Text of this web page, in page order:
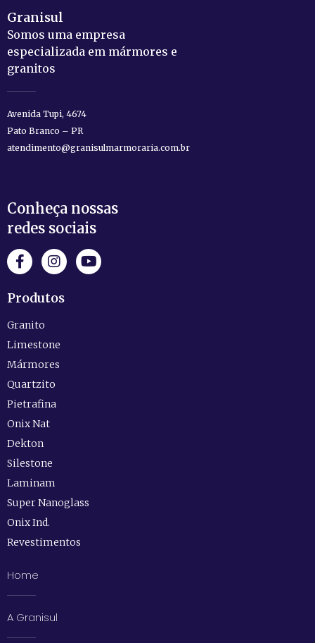
Granisul
Somos uma empresa
especializada em mármores e
granitos
Avenida Tupi, 4674
Pato Branco – PR
atendimento@granisulmarmoraria.com.br
Conheça nossas
redes sociais
Produtos
Granito
Limestone
Mármores
Quartzito
Pietrafina
Onix Nat
Dekton
Silestone
Laminam
Super Nanoglass
Onix Ind.
Revestimentos
Home
A Granisul